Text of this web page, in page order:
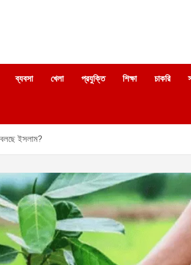
ব্যবসা খেলা প্রযুক্তি শিক্ষা চাকরি
ইসলাম?